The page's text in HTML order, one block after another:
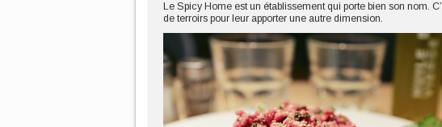
Le Spicy Home est un établissement qui porte bien son nom.
de terroirs pour leur apporter une autre dimension.